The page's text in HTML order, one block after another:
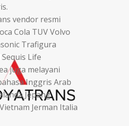
vendor resmi
Cola TUV Volvo
Trafigura
Life
juga melayani
Inggris Arab
Jepang
Jerman Italia